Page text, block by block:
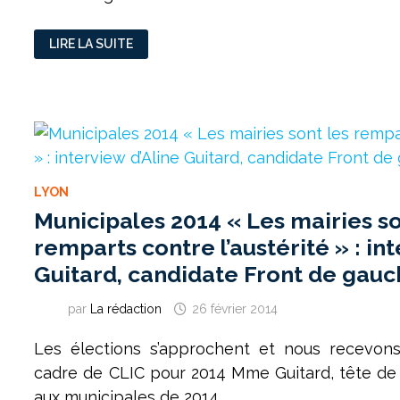
PIERRE
LAURENT
:
VÉNISSIEUX
POUR
AVOIR
RÔLE
DANS
CETTE
MÉTROPOLE
LIRE LA SUITE
LYON
Municipales 2014 « Les mairies
remparts contre l’austérité » :
Guitard, candidate Front de
par La rédaction 26 février 2014
Les élections s’approchent et nous
cadre de CLIC pour 2014 Mme Guitard, tête